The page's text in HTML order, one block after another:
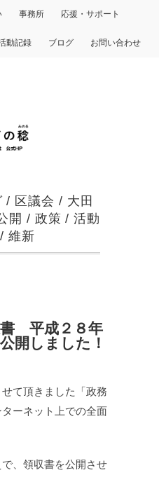
事務所 応援・サポート
動記録 ブログ お問い合わせ
/ 区議会 / 大田
開 / 政策 /活動
/ 維新
書 平成２８年
開しました！
て頂きました「政務
ーネット上での全面
、領収書を公開させ